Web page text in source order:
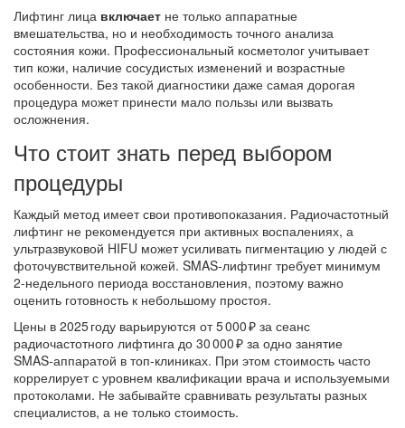
Лифтинг лица включает не только аппаратные
вмешательства, но и необходимость точного анализа
состояния кожи. Профессиональный косметолог учитывает
тип кожи, наличие сосудистых изменений и возрастные
особенности. Без такой диагностики даже самая дорогая
процедура может принести мало пользы или вызвать
осложнения.
Что стоит знать перед выбором
процедуры
Каждый метод имеет свои противопоказания. Радиочастотный
лифтинг не рекомендуется при активных воспалениях, а
ультразвуковой HIFU может усиливать пигментацию у людей с
фоточувствительной кожей. SMAS‑лифтинг требует минимум
2‑недельного периода восстановления, поэтому важно
оценить готовность к небольшому простоя.
Цены в 2025 году варьируются от 5 000 ₽ за сеанс
радиочастотного лифтинга до 30 000 ₽ за одно занятие
SMAS‑аппаратой в топ‑клиниках. При этом стоимость часто
коррелирует с уровнем квалификации врача и используемыми
протоколами. Не забывайте сравнивать результаты разных
специалистов, а не только стоимость.